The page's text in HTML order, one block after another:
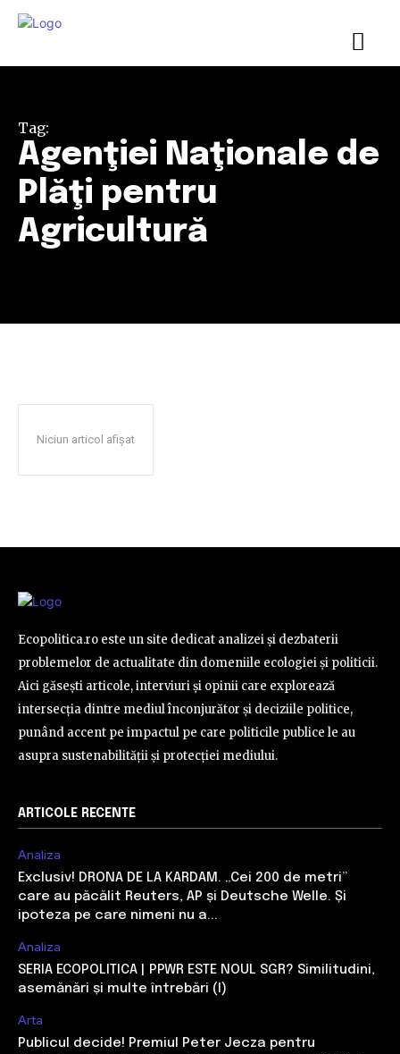
Tag:
Agenţiei Naţionale de
Plăţi pentru
Agricultură
Niciun articol afișat
Ecopolitica.ro este un site dedicat analizei și dezbaterii
problemelor de actualitate din domeniile ecologiei și politicii.
Aici găsești articole, interviuri și opinii care explorează
intersecția dintre mediul înconjurător și deciziile politice,
punând accent pe impactul pe care politicile publice le au
asupra sustenabilității și protecției mediului.
ARTICOLE RECENTE
Analiza
Exclusiv! DRONA DE LA KARDAM. „Cei 200 de metri”
care au păcălit Reuters, AP și Deutsche Welle. Și
ipoteza pe care nimeni nu a...
Analiza
SERIA ECOPOLITICA | PPWR ESTE NOUL SGR? Similitudini,
asemănări și multe întrebări (I)
Arta
Publicul decide! Premiul Peter Jecza pentru